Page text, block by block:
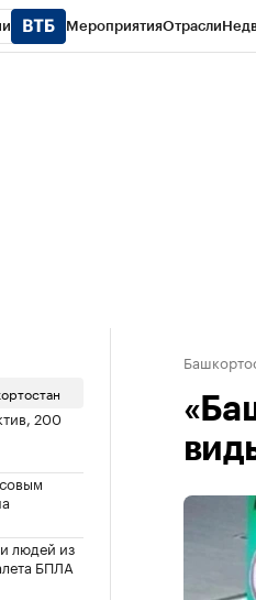
МероприятияОтрасли
200
людей из
БПЛА